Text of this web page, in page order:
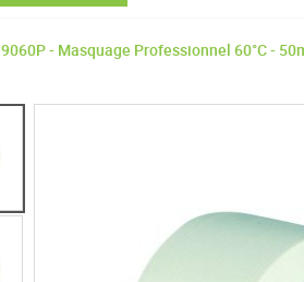
9060P - Masquage Professionnel 60°C -